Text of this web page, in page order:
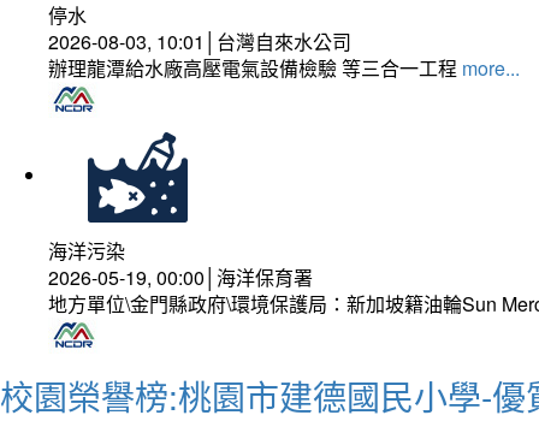
停水
2026-08-03, 10:01│台灣自來水公司
辦理龍潭給水廠高壓電氣設備檢驗 等三合一工程 more...
海洋污染
2026-05-19, 00:00│海洋保育署
地方單位\金門縣政府\環境保護局：新加坡籍油輪Sun
校園榮譽榜:桃園市建德國民小學-優